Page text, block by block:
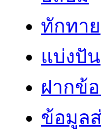
ทักทาย
แบ่งปัน
ฝากข้
ข้อมูล